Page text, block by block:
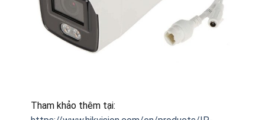
Tham khảo thêm tại: